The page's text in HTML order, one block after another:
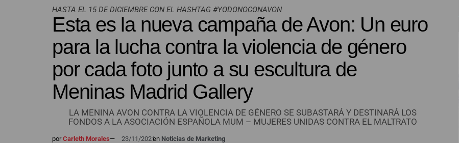
HASTA EL 15 DE DICIEMBRE CON EL HASHTAG #YODONOCONAVON
Esta es la nueva campaña de Avon: Un euro
para la lucha contra la violencia de género
por cada foto junto a su escultura de
Meninas Madrid Gallery
LA MENINA AVON CONTRA LA VIOLENCIA DE GÉNERO SE SUBASTARÁ Y DESTINARÁ LOS
FONDOS A LA ASOCIACIÓN ESPAÑOLA MUM – MUJERES UNIDAS CONTRA EL MALTRATO
porCarleth Morales— 23/11/2021en Noticias de Marketing